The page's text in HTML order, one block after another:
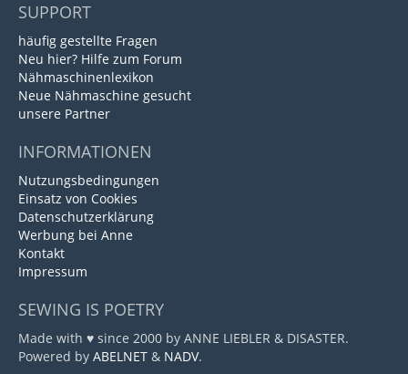
SUPPORT
häufig gestellte Fragen
Neu hier? Hilfe zum Forum
Nähmaschinenlexikon
Neue Nähmaschine gesucht
unsere Partner
INFORMATIONEN
Nutzungsbedingungen
Einsatz von Cookies
Datenschutzerklärung
Werbung bei Anne
Kontakt
Impressum
SEWING IS POETRY
Made with ♥ since 2000 by ANNE LIEBLER & DISASTER.
Powered by ABELNET & NADV.